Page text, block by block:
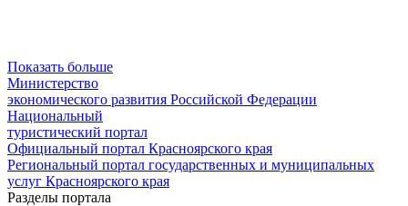
Показать больше
Министерство
экономического развития Российской Федерации
Национальный
туристический портал
Официальный портал Красноярского края
Региональный портал государственных и муниципальных
услуг Красноярского края
Разделы портала